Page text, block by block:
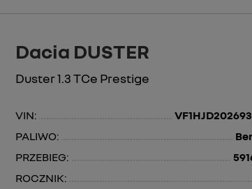
Dacia DUSTER
Duster 1.3 TCe Prestige
VIN:
PALIWO:
PRZEBIEG:
ROCZNIK: